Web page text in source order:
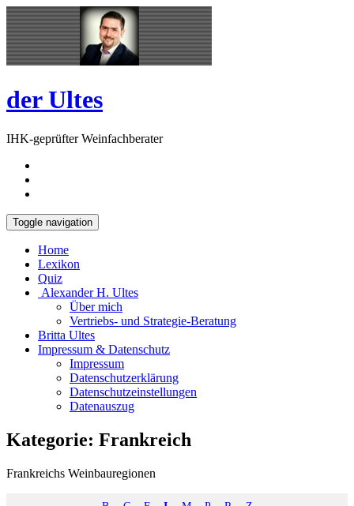
Skip
to
content
Open
Sidebar
der Ultes
IHK-geprüfter Weinfachberater
Toggle navigation
Home
Lexikon
Quiz
Alexander H. Ultes
Über mich
Vertriebs- und Strategie-Beratung
Britta Ultes
Impressum & Datenschutz
Impressum
Datenschutzerklärung
Datenschutzeinstellungen
Datenauszug
Kategorie: Frankreich
Frankreichs Weinbauregionen